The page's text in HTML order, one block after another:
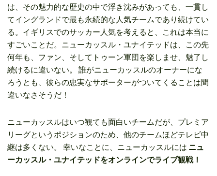
は、その魅力的な歴史の中で浮き沈みがあっても、一貫し
てイングランドで最も永続的な人気チームであり続けてい
る。イギリスでのサッカー人気を考えると、これは本当に
すごいことだ。ニューカッスル・ユナイテッドは、この先
何年も、ファン、そしてトゥーン軍団を楽しませ、魅了し
続けるに違いない。 誰がニューカッスルのオーナーにな
ろうとも、彼らの忠実なサポーターがついてくることは間
違いなさそうだ！
ニューカッスルはいつ観ても面白いチームだが、プレミア
リーグというポジションのため、他のチームほどテレビ中
継は多くない。 幸いなことに、ニューカッスルには ニュ
ーカッスル・ユナイテッドをオンラインでライブ観戦！